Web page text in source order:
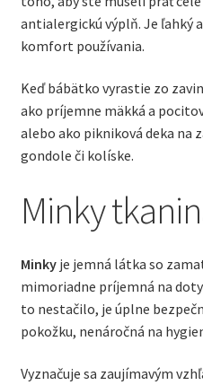
antialergickú výplň. Je ľahký
komfort používania.
Keď bábätko vyrastie zo
ako príjemne mäkká a
alebo ako pikniková deka na
gondole či kolíske.
Minky
Minkyje jemná látka so
mimoriadne príjemná na
to nestačilo, je úplne
pokožku, nenáročná na
Vyznačuje sa zaujímavým